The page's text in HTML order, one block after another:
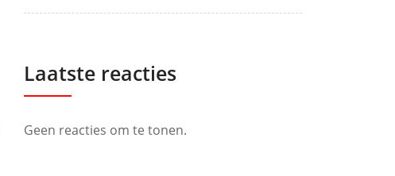
Laatste reacties
Geen reacties om te tonen.